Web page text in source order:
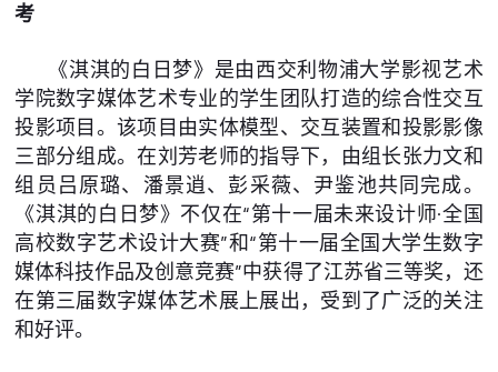
考
《淇淇的白日梦》是由西交利物浦大学影视艺术
学院数字媒体艺术专业的学生团队打造的综合性交互
投影项目。该项目由实体模型、交互装置和投影影像
三部分组成。在刘芳老师的指导下，由组长张力文和
组员吕原璐、潘景逍、彭采薇、尹鉴池共同完成。
《淇淇的白日梦》不仅在“第十一届未来设计师·全国
高校数字艺术设计大赛”和“第十一届全国大学生数字
媒体科技作品及创意竞赛”中获得了江苏省三等奖，还
在第三届数字媒体艺术展上展出，受到了广泛的关注
和好评。